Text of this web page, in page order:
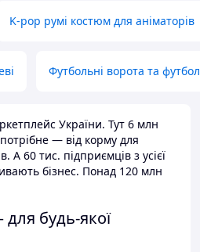
K-pop румі костюм для аніматорів
Футбольні ворота та
України. Тут 6 млн
— від корму для
А 60 тис. підприємців з усієї
бізнес. Понад 120 млн
будь-якої